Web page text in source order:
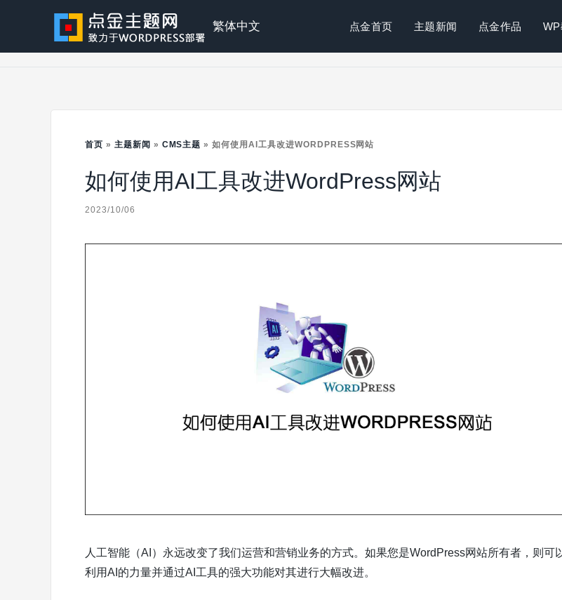
点
题
繁体中文 点金首页 主题新闻 点金作品
首页 » 主题新闻 » CMS主题 »如何使用AI工具改进WORDPRESS网站
如何使用AI工具改进WordPress网站
2023/10/06
人工智能（AI）永远改变了我们运营和营销业务的方式。如果您是WordPress网站所有者，则可
利用AI的力量并通过AI工具的强大功能对其进行大幅改进。